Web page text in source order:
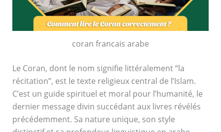
coran francais arabe
Le Coran, dont le nom signifie littéralement “la
récitation”, est le texte religieux central de l’Islam.
C’est un guide spirituel et moral pour l’humanité, le
dernier message divin succédant aux livres révélés
précédemment. Sa nature unique, son style